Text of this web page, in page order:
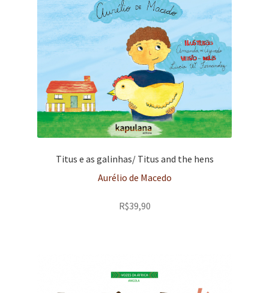
Titus e as galinhas/ Titus and the hens
Aurélio de Macedo
R$39,90